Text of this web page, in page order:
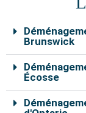
Brunswick
Écosse